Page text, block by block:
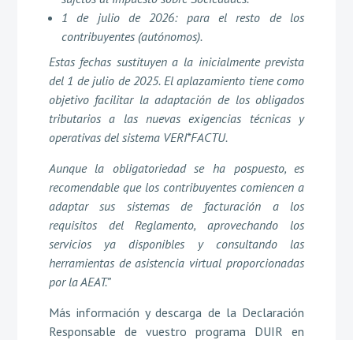
1 de julio de 2026: para el resto de los
contribuyentes (autónomos).
Estas fechas sustituyen a la inicialmente prevista
del 1 de julio de 2025. El aplazamiento tiene como
objetivo facilitar la adaptación de los obligados
tributarios a las nuevas exigencias técnicas y
operativas del sistema VERI*FACTU.
Aunque la obligatoriedad se ha pospuesto, es
recomendable que los contribuyentes comiencen a
adaptar sus sistemas de facturación a los
requisitos del Reglamento, aprovechando los
servicios ya disponibles y consultando las
herramientas de asistencia virtual proporcionadas
por la AEAT.”
Más información y descarga de la Declaración
Responsable de vuestro programa DUIR en